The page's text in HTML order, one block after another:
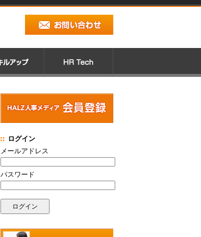
ログイン
メールアドレス
パスワード